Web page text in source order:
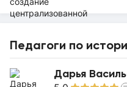
Педагоги по
Дарья